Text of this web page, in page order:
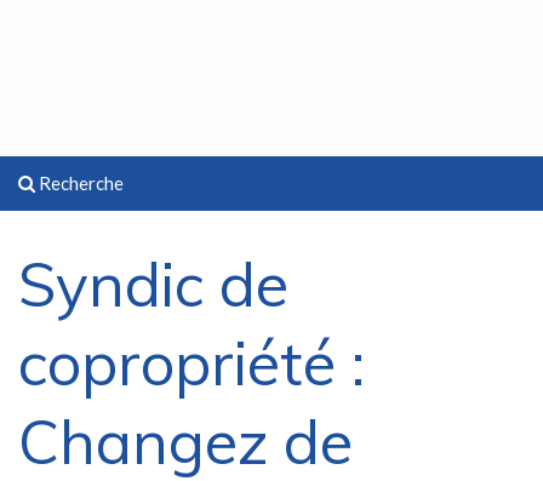
Recherche
Syndic de
copropriété :
Changez de